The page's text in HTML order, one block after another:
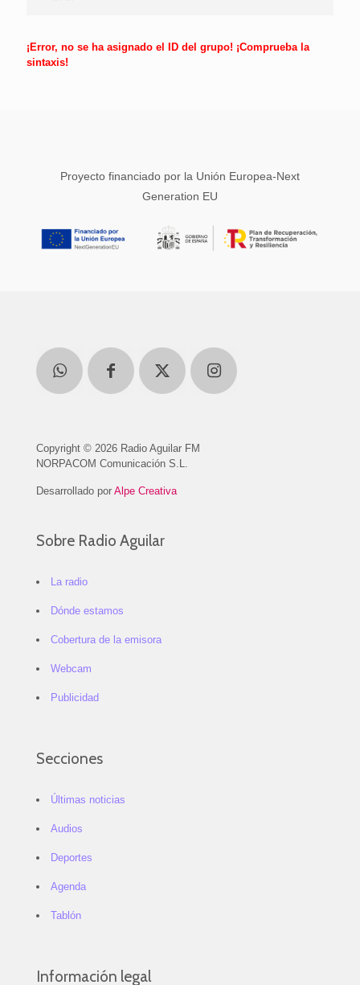
¡Error, no se ha asignado el ID del grupo! ¡Comprueba la
sintaxis!
Proyecto financiado por la Unión Europea-Next
Generation EU
Copyright © 2026 Radio Aguilar FM
NORPACOM Comunicación S.L.
Desarrollado por Alpe Creativa
Sobre Radio Aguilar
La radio
Dónde estamos
Cobertura de la emisora
Webcam
Publicidad
Secciones
Últimas noticias
Audios
Deportes
Agenda
Tablón
Información legal